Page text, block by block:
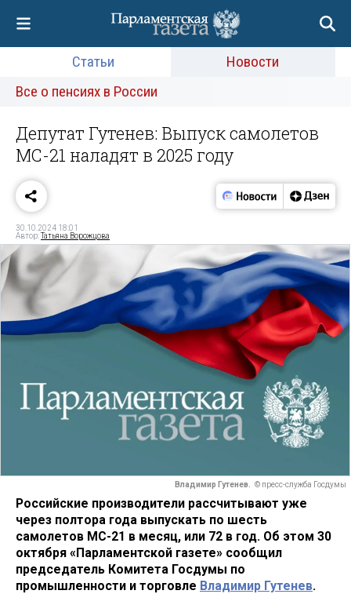
Статьи
Новости
Все о пенсиях в России
Депутат Гутенев: Выпуск самолетов
МС-21 наладят в 2025 году
30.10.2024 18:01
Автор:Татьяна Ворожцова
Владимир Гутенев. © пресс-служба Госдумы
Российские производители рассчитывают уже
через полтора года выпускать по шесть
самолетов МС-21 в месяц, или 72 в год. Об этом 30
октября «Парламентской газете» сообщил
председатель Комитета Госдумы по
промышленности и торговле Владимир Гутенев.